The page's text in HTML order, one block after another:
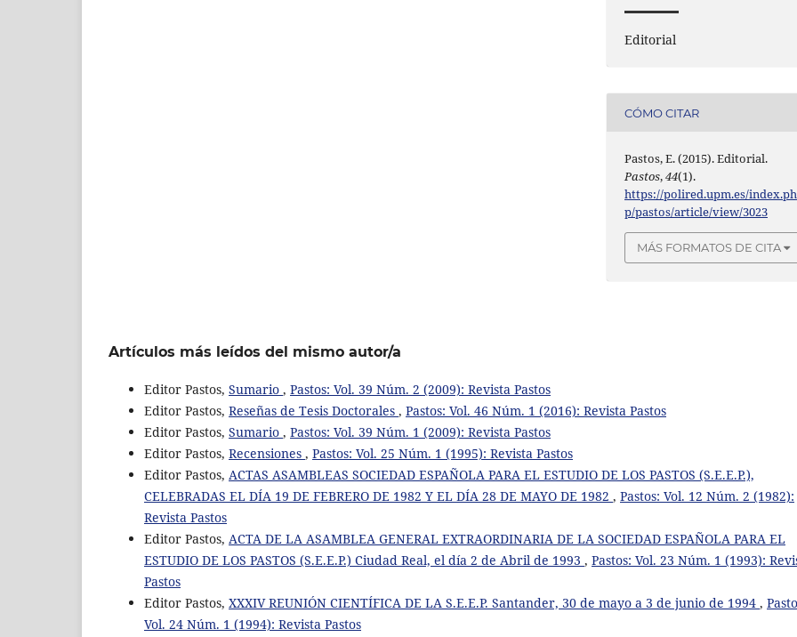
Editorial
CÓMO CITAR
Pastos, E. (2015). Editorial.
Pastos,44(1).
https://polired.upm.es/index.ph
p/pastos/article/view/3023
MÁS FORMATOS DE CITA
Artículos más leídos del mismo autor/a
Editor Pastos, Sumario , Pastos: Vol. 39 Núm. 2 (2009): Revista Pastos
Editor Pastos, Reseñas de Tesis Doctorales , Pastos: Vol. 46 Núm. 1 (2016): Revista Pastos
Editor Pastos, Sumario , Pastos: Vol. 39 Núm. 1 (2009): Revista Pastos
Editor Pastos, Recensiones , Pastos: Vol. 25 Núm. 1 (1995): Revista Pastos
Editor Pastos, ACTAS ASAMBLEAS SOCIEDAD ESPAÑOLA PARA EL ESTUDIO DE LOS PASTOS (S.E.E.P.),
CELEBRADAS EL DÍA 19 DE FEBRERO DE 1982 Y EL DÍA 28 DE MAYO DE 1982 , Pastos: Vol. 12 Núm. 2 (1982):
Revista Pastos
Editor Pastos, ACTA DE LA ASAMBLEA GENERAL EXTRAORDINARIA DE LA SOCIEDAD ESPAÑOLA PARA EL
ESTUDIO DE LOS PASTOS (S.E.E.P.) Ciudad Real, el día 2 de Abril de 1993 , Pastos: Vol. 23 Núm. 1 (1993):
Pastos
Editor Pastos, XXXIV REUNIÓN CIENTÍFICA DE LA S.E.E.P. Santander, 30 de mayo a 3 de junio de 1994 ,
Vol. 24 Núm. 1 (1994): Revista Pastos